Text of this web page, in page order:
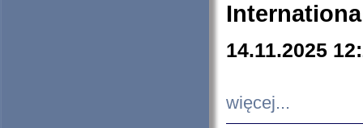
14.11.2025
więcej...